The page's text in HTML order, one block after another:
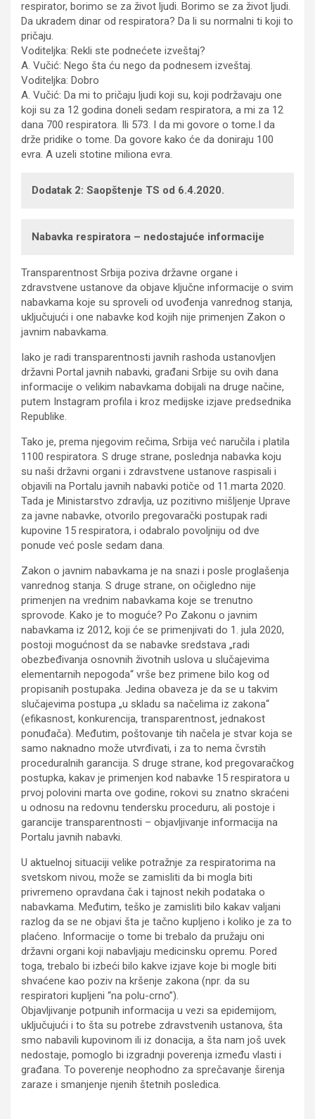
respirator, borimo se za život ljudi. Borimo se za život ljudi.
Da ukradem dinar od respiratora? Da li su normalni ti koji to
pričaju.
Voditeljka: Rekli ste podnećete izveštaj?
A. Vučić: Nego šta ću nego da podnesem izveštaj.
Voditeljka: Dobro
A. Vučić: Da mi to pričaju ljudi koji su, koji podržavaju one
koji su za 12 godina doneli sedam respiratora, a mi za 12
dana 700 respiratora. Ili 573. I da mi govore o tome.I da
drže pridike o tome. Da govore kako će da doniraju 100
evra. A uzeli stotine miliona evra.
Dodatak 2: Saopštenje TS od 6.4.2020.
Nabavka respiratora – nedostajuće informacije
Transparentnost Srbija poziva državne organe i
zdravstvene ustanove da objave ključne informacije o svim
nabavkama koje su sproveli od uvođenja vanrednog stanja,
uključujući i one nabavke kod kojih nije primenjen Zakon o
javnim nabavkama.
Iako je radi transparentnosti javnih rashoda ustanovljen
državni Portal javnih nabavki, građani Srbije su ovih dana
informacije o velikim nabavkama dobijali na druge načine,
putem Instagram profila i kroz medijske izjave predsednika
Republike.
Tako je, prema njegovim rečima, Srbija već naručila i platila
1100 respiratora. S druge strane, poslednja nabavka koju
su naši državni organi i zdravstvene ustanove raspisali i
objavili na Portalu javnih nabavki potiče od 11.marta 2020.
Tada je Ministarstvo zdravlja, uz pozitivno mišljenje Uprave
za javne nabavke, otvorilo pregovarački postupak radi
kupovine 15 respiratora, i odabralo povoljniju od dve
ponude već posle sedam dana.
Zakon o javnim nabavkama je na snazi i posle proglašenja
vanrednog stanja. S druge strane, on očigledno nije
primenjen na vrednim nabavkama koje se trenutno
sprovode. Kako je to moguće? Po Zakonu o javnim
nabavkama iz 2012, koji će se primenjivati do 1. jula 2020,
postoji mogućnost da se nabavke sredstava „radi
obezbeđivanja osnovnih životnih uslova u slučajevima
elementarnih nepogoda“ vrše bez primene bilo kog od
propisanih postupaka. Jedina obaveza je da se u takvim
slučajevima postupa „u skladu sa načelima iz zakona“
(efikasnost, konkurencija, transparentnost, jednakost
ponuđača). Međutim, poštovanje tih načela je stvar koja se
samo naknadno može utvrđivati, i za to nema čvrstih
proceduralnih garancija. S druge strane, kod pregovaračkog
postupka, kakav je primenjen kod nabavke 15 respiratora u
prvoj polovini marta ove godine, rokovi su znatno skraćeni
u odnosu na redovnu tendersku proceduru, ali postoje i
garancije transparentnosti – objavljivanje informacija na
Portalu javnih nabavki.
U aktuelnoj situaciji velike potražnje za respiratorima na
svetskom nivou, može se zamisliti da bi mogla biti
privremeno opravdana čak i tajnost nekih podataka o
nabavkama. Međutim, teško je zamisliti bilo kakav valjani
razlog da se ne objavi šta je tačno kupljeno i koliko je za to
plaćeno. Informacije o tome bi trebalo da pružaju oni
državni organi koji nabavljaju medicinsku opremu. Pored
toga, trebalo bi izbeći bilo kakve izjave koje bi mogle biti
shvaćene kao poziv na kršenje zakona (npr. da su
respiratori kupljeni “na polu-crno”).
Objavljivanje potpunih informacija u vezi sa epidemijom,
uključujući i to šta su potrebe zdravstvenih ustanova, šta
smo nabavili kupovinom ili iz donacija, a šta nam još uvek
nedostaje, pomoglo bi izgradnji poverenja između vlasti i
građana. To poverenje neophodno za sprečavanje širenja
zaraze i smanjenje njenih štetnih posledica.